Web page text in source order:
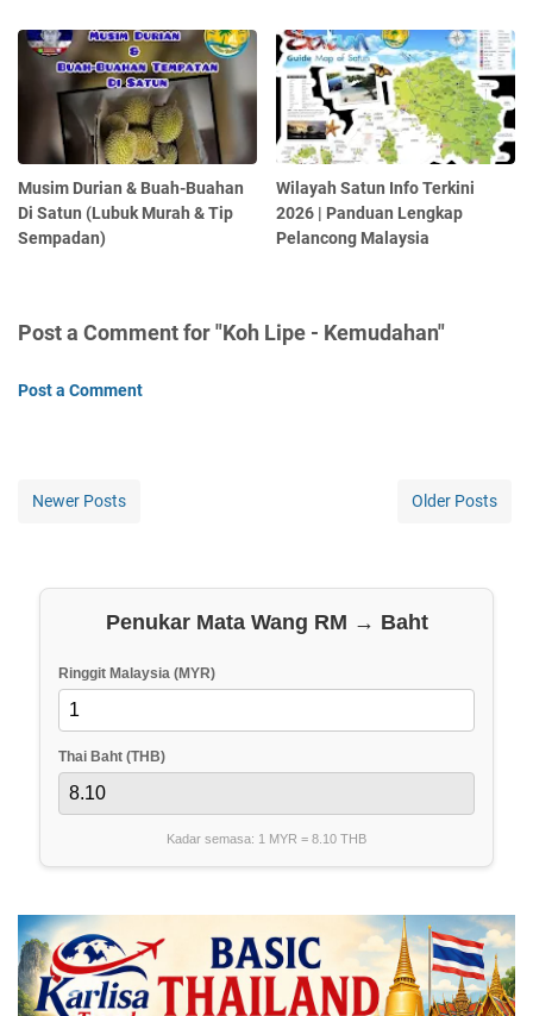
Musim Durian & Buah-Buahan
Di Satun (Lubuk Murah & Tip
Sempadan)
Wilayah Satun Info Terkini
2026 | Panduan Lengkap
Pelancong Malaysia
Post a Comment for "Koh Lipe - Kemudahan"
Post a Comment
Newer Posts Older Posts
Penukar Mata Wang RM → Baht
Ringgit Malaysia (MYR)
Thai Baht (THB)
Kadar semasa: 1 MYR = 8.10 THB